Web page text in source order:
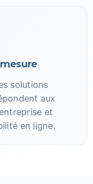
solutions
aux
et
en ligne.